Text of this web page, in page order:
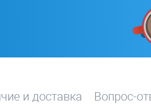
и доставка Вопрос-